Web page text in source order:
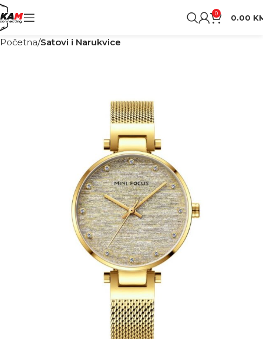
0 0.00
Početna Satovi i Narukvice